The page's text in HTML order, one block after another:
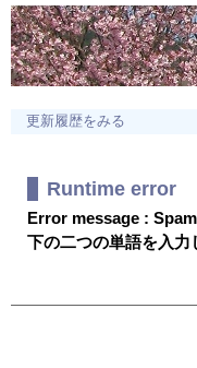
更新履歴をみる
Runtime error
Error message :
下の二つの単語を入力